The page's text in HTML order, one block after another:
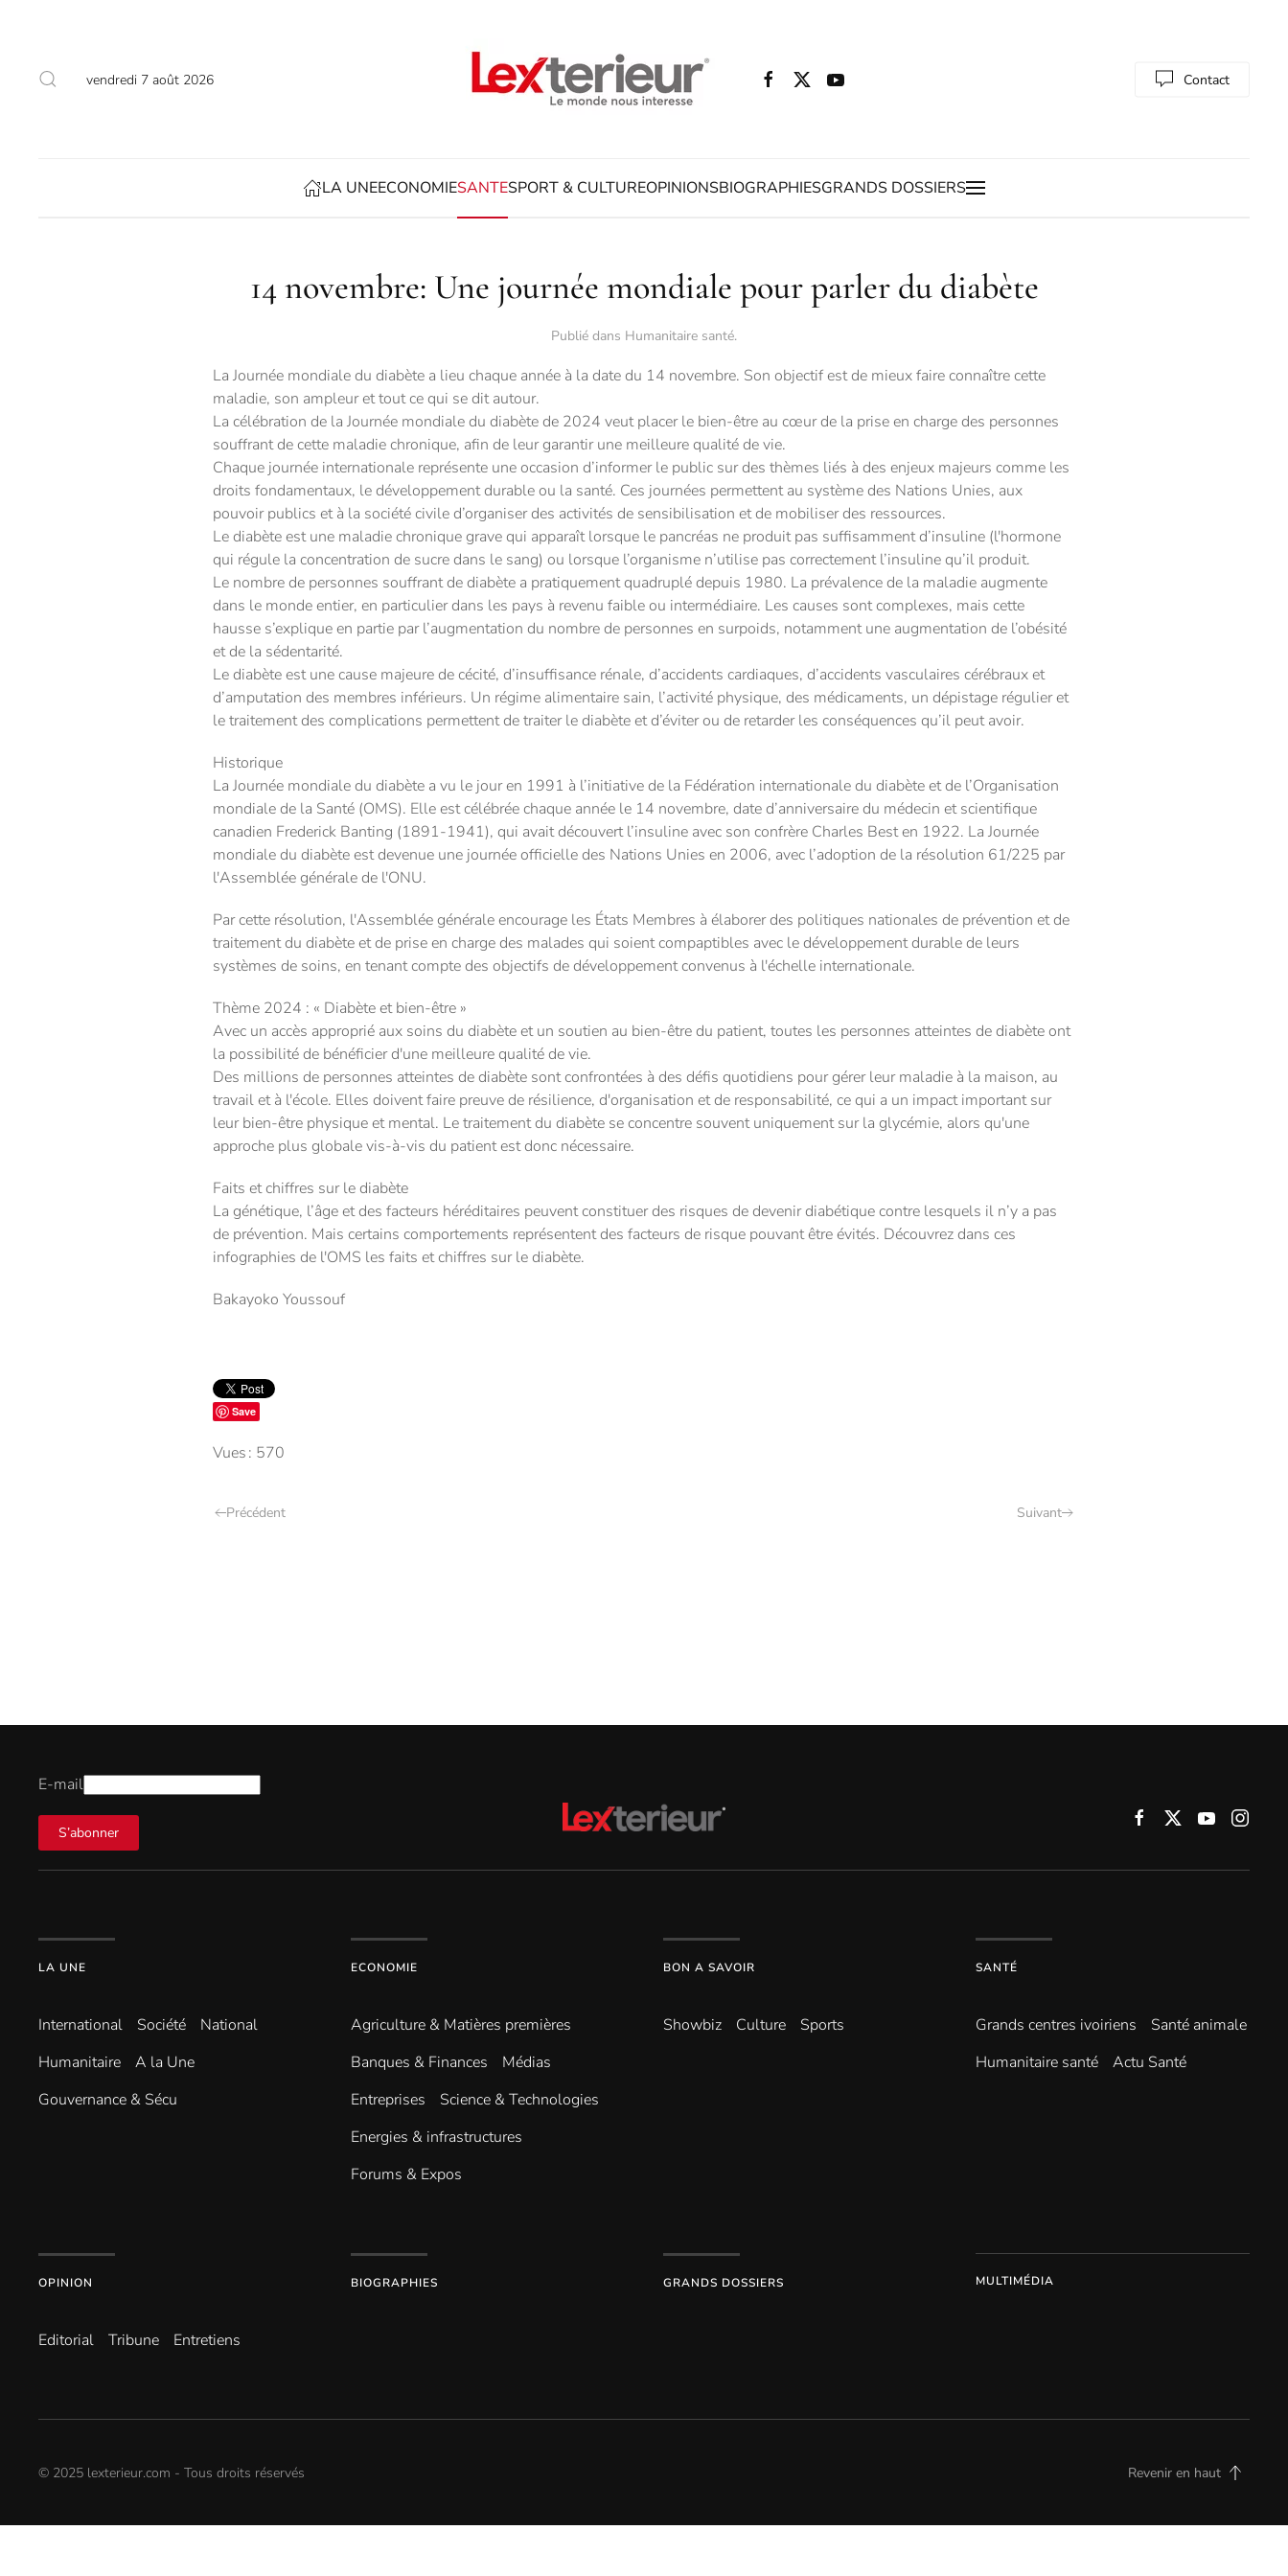
vendredi 7 août 2026 Contact
LA UNEECONOMIESANTESPORT & CULTUREOPINIONSBIOGRAPHIESGRANDS DOSSIERS
14 novembre: Une journée mondiale pour parler du diabète
Publié dans Humanitaire santé.
La Journée mondiale du diabète a lieu chaque année à la date du 14 novembre. Son objectif est de mieux faire connaître cette
maladie, son ampleur et tout ce qui se dit autour.
La célébration de la Journée mondiale du diabète de 2024 veut placer le bien-être au cœur de la prise en charge des personnes
souffrant de cette maladie chronique, afin de leur garantir une meilleure qualité de vie.
Chaque journée internationale représente une occasion d’informer le public sur des thèmes liés à des enjeux majeurs comme les
droits fondamentaux, le développement durable ou la santé. Ces journées permettent au système des Nations Unies, aux
pouvoir publics et à la société civile d’organiser des activités de sensibilisation et de mobiliser des ressources.
Le diabète est une maladie chronique grave qui apparaît lorsque le pancréas ne produit pas suffisamment d’insuline (l'hormone
qui régule la concentration de sucre dans le sang) ou lorsque l’organisme n’utilise pas correctement l’insuline qu’il produit.
Le nombre de personnes souffrant de diabète a pratiquement quadruplé depuis 1980. La prévalence de la maladie augmente
dans le monde entier, en particulier dans les pays à revenu faible ou intermédiaire. Les causes sont complexes, mais cette
hausse s’explique en partie par l’augmentation du nombre de personnes en surpoids, notamment une augmentation de l’obésité
et de la sédentarité.
Le diabète est une cause majeure de cécité, d’insuffisance rénale, d’accidents cardiaques, d’accidents vasculaires cérébraux et
d’amputation des membres inférieurs. Un régime alimentaire sain, l’activité physique, des médicaments, un dépistage régulier et
le traitement des complications permettent de traiter le diabète et d’éviter ou de retarder les conséquences qu’il peut avoir.
Historique
La Journée mondiale du diabète a vu le jour en 1991 à l’initiative de la Fédération internationale du diabète et de l’Organisation
mondiale de la Santé (OMS). Elle est célébrée chaque année le 14 novembre, date d’anniversaire du médecin et scientifique
canadien Frederick Banting (1891-1941), qui avait découvert l’insuline avec son confrère Charles Best en 1922. La Journée
mondiale du diabète est devenue une journée officielle des Nations Unies en 2006, avec l’adoption de la résolution 61/225 par
l'Assemblée générale de l'ONU.
Par cette résolution, l'Assemblée générale encourage les États Membres à élaborer des politiques nationales de prévention et de
traitement du diabète et de prise en charge des malades qui soient compaptibles avec le développement durable de leurs
systèmes de soins, en tenant compte des objectifs de développement convenus à l'échelle internationale.
Thème 2024 : « Diabète et bien-être »
Avec un accès approprié aux soins du diabète et un soutien au bien-être du patient, toutes les personnes atteintes de diabète ont
la possibilité de bénéficier d'une meilleure qualité de vie.
Des millions de personnes atteintes de diabète sont confrontées à des défis quotidiens pour gérer leur maladie à la maison, au
travail et à l'école. Elles doivent faire preuve de résilience, d'organisation et de responsabilité, ce qui a un impact important sur
leur bien-être physique et mental. Le traitement du diabète se concentre souvent uniquement sur la glycémie, alors qu'une
approche plus globale vis-à-vis du patient est donc nécessaire.
Faits et chiffres sur le diabète
La génétique, l’âge et des facteurs héréditaires peuvent constituer des risques de devenir diabétique contre lesquels il n’y a pas
de prévention. Mais certains comportements représentent des facteurs de risque pouvant être évités. Découvrez dans ces
infographies de l'OMS les faits et chiffres sur le diabète.
Bakayoko Youssouf
Save
Vues : 570
Précédent Suivant
E-mail
S’abonner
LA UNE
International Société
National
Humanitaire
A la Une
Gouvernance & Sécu
ECONOMIE
Agriculture & Matières premières
Banques & Finances
Médias
Entreprises
Science & Technologies
Energies & infrastructures
Forums & Expos
BON A SAVOIR
Showbiz Culture Sports
SANTÉ
Grands centres ivoiriens
Santé animale
Humanitaire santé
Actu Santé
OPINION
Editorial Tribune Entretiens
BIOGRAPHIES GRANDS DOSSIERS MULTIMÉDIA
© 2025 lexterieur.com - Tous droits réservés Revenir en haut